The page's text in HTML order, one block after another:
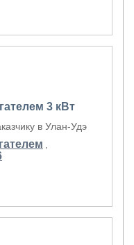
3 кВт
в Улан-Удэ
,